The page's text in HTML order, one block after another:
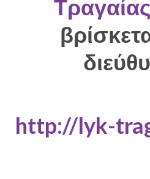
http://lyk-